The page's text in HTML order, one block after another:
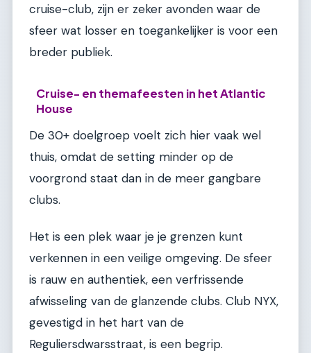
cruise-club, zijn er zeker avonden waar de
sfeer wat losser en toegankelijker is voor een
breder publiek.
Cruise- en themafeesten in het Atlantic
House
De 30+ doelgroep voelt zich hier vaak wel
thuis, omdat de setting minder op de
voorgrond staat dan in de meer gangbare
clubs.
Het is een plek waar je je grenzen kunt
verkennen in een veilige omgeving. De sfeer
is rauw en authentiek, een verfrissende
afwisseling van de glanzende clubs. Club NYX,
gevestigd in het hart van de
Reguliersdwarsstraat, is een begrip.